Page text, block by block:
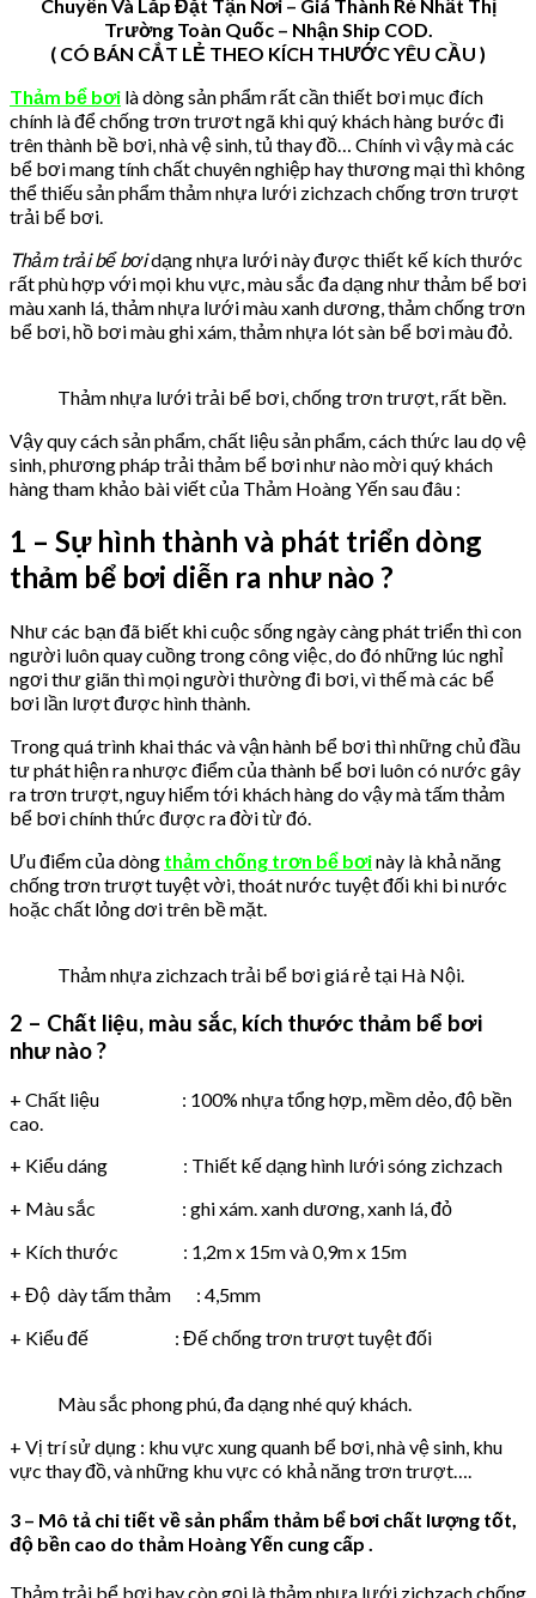
Chuyển Và Lắp Đặt Tận Nơi – Giá Thành Rẻ Nhất Thị
Trường Toàn Quốc – Nhận Ship COD.
( CÓ BÁN CẮT LẺ THEO KÍCH THƯỚC YÊU CẦU )
Thảm bể bơi là dòng sản phẩm rất cần thiết bơi mục đích
chính là để chống trơn trươt ngã khi quý khách hàng bước đi
trên thành bề bơi, nhà vệ sinh, tủ thay đồ… Chính vì vậy mà các
bể bơi mang tính chất chuyên nghiệp hay thương mại thì không
thể thiếu sản phẩm thảm nhựa lưới zichzach chống trơn trượt
trải bể bơi.
Thảm trải bể bơidạng nhựa lưới này được thiết kế kích thước
rất phù hợp với mọi khu vực, màu sắc đa dạng như thảm bể bơi
màu xanh lá, thảm nhựa lưới màu xanh dương, thảm chống trơn
bể bơi, hồ bơi màu ghi xám, thảm nhựa lót sàn bể bơi màu đỏ.
Thảm nhựa lưới trải bể bơi, chống trơn trượt, rất bền.
Vậy quy cách sản phẩm, chất liệu sản phẩm, cách thức lau dọ vệ
sinh, phương pháp trải thảm bể bơi như nào mời quý khách
hàng tham khảo bài viết của Thảm Hoàng Yến sau đâu :
1 – Sự hình thành và phát triển dòng
thảm bể bơi diễn ra như nào ?
Như các bạn đã biết khi cuộc sống ngày càng phát triển thì con
người luôn quay cuồng trong công việc, do đó những lúc nghỉ
ngơi thư giãn thì mọi người thường đi bơi, vì thế mà các bể
bơi lần lượt được hình thành.
Trong quá trình khai thác và vận hành bể bơi thì những chủ đầu
tư phát hiện ra nhược điểm của thành bể bơi luôn có nước gây
ra trơn trượt, nguy hiểm tới khách hàng do vậy mà tấm thảm
bể bơi chính thức được ra đời từ đó.
Ưu điểm của dòng thảm chống trơn bể bơinày là khả năng
chống trơn trượt tuyệt vời, thoát nước tuyệt đối khi bi nước
hoặc chất lỏng dơi trên bề mặt.
Thảm nhựa zichzach trải bể bơi giá rẻ tại Hà Nội.
2 – Chất liệu, màu sắc, kích thước thảm bể bơi
như nào ?
+ Chất liệu : 100% nhựa tổng hợp, mềm dẻo, độ bền
cao.
+ Kiểu dáng : Thiết kế dạng hình lưới sóng zichzach
+ Màu sắc : ghi xám. xanh dương, xanh lá, đỏ
+ Kích thước : 1,2m x 15m và 0,9m x 15m
+ Độ dày tấm thảm : 4,5mm
+ Kiểu đế : Đế chống trơn trượt tuyệt đối
Màu sắc phong phú, đa dạng nhé quý khách.
+ Vị trí sử dụng : khu vực xung quanh bể bơi, nhà vệ sinh, khu
vực thay đồ, và những khu vực có khả năng trơn trượt….
3 – Mô tả chi tiết về sản phẩm thảm bể bơi chất lượng tốt,
độ bền cao do thảm Hoàng Yến cung cấp .
Thảm trải bể bơi hay còn gọi là thảm nhựa lưới zichzach chống